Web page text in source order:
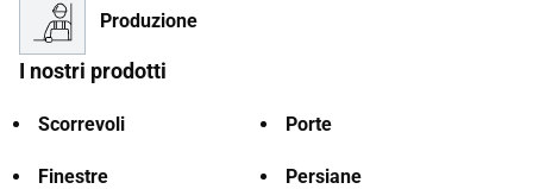
Produzione
I nostri prodotti
Scorrevoli Porte
Finestre Persiane